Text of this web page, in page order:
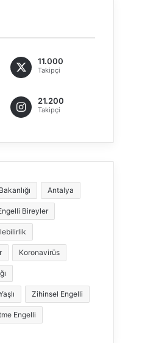
11.000
Takipçi
21.200
Takipçi
Antalya
Bireyler
Koronavirüs
Zihinsel Engelli
Engelli